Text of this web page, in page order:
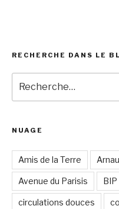
RECHERCHE DANS LE
pour
NUAGE
Amis de la Terre
Avenue du Parisis BIP
circulations douces